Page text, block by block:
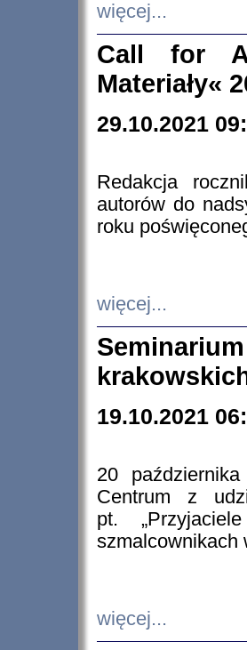
więcej...
Call for
Materiały«
29.10.2021
Redakcja
autorów do
roku
więcej...
19.10.2021
20
Centrum z
pt.
szmalcownikach
więcej...